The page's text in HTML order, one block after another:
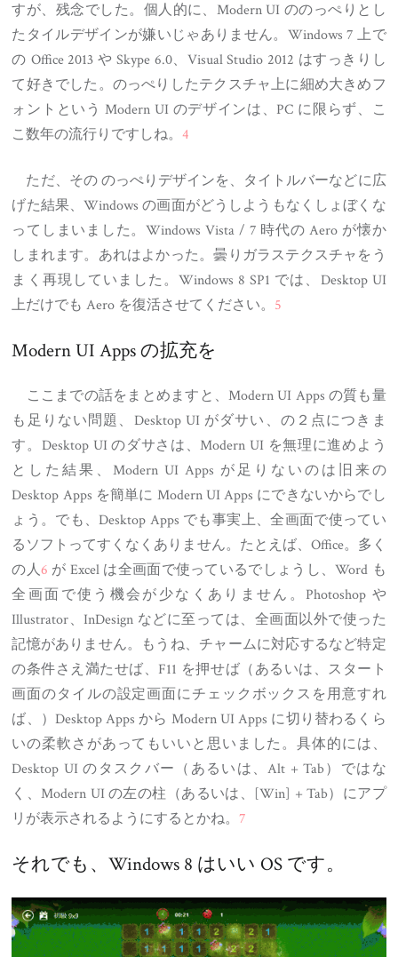
すが、残念でした。個人的に、Modern UI ののっぺりとし
たタイルデザインが嫌いじゃありません。Windows 7 上で
の Office 2013 や Skype 6.0、Visual Studio 2012 はすっきりし
て好きでした。のっぺりしたテクスチャ上に細め大きめフ
ォントという Modern UI のデザインは、PC に限らず、こ
こ数年の流行りですしね。4
ただ、その のっぺりデザインを、タイトルバーなどに広
げた結果、Windows の画面がどうしようもなくしょぼくな
ってしまいました。Windows Vista / 7 時代の Aero が懐か
しまれます。あれはよかった。曇りガラステクスチャをう
まく再現していました。Windows 8 SP1 では、Desktop UI
上だけでも Aero を復活させてください。 5
Modern UI Apps の拡充を
ここまでの話をまとめますと、Modern UI Apps の質も量
も足りない問題、Desktop UI がダサい、の２点につきま
す。Desktop UI のダサさは、Modern UI を無理に進めよう
とした結果、Modern UI Apps が足りないのは旧来の
Desktop Apps を簡単に Modern UI Apps にできないからでし
ょう。でも、Desktop Apps でも事実上、全画面で使ってい
るソフトってすくなくありません。たとえば、Office。多く
の人6 が Excel は全画面で使っているでしょうし、Word も
全画面で使う機会が少なくありません。Photoshop や
Illustrator、InDesign などに至っては、全画面以外で使った
記憶がありません。もうね、チャームに対応するなど特定
の条件さえ満たせば、F11 を押せば（あるいは、スタート
画面のタイルの設定画面にチェックボックスを用意すれ
ば、）Desktop Apps から Modern UI Apps に切り替わるくら
いの柔軟さがあってもいいと思いました。具体的には、
Desktop UI のタスクバー（あるいは、Alt + Tab）ではな
く、Modern UI の左の柱（あるいは、[Win] + Tab）にアプ
リが表示されるようにするとかね。7
それでも、Windows 8 はいい OS です。